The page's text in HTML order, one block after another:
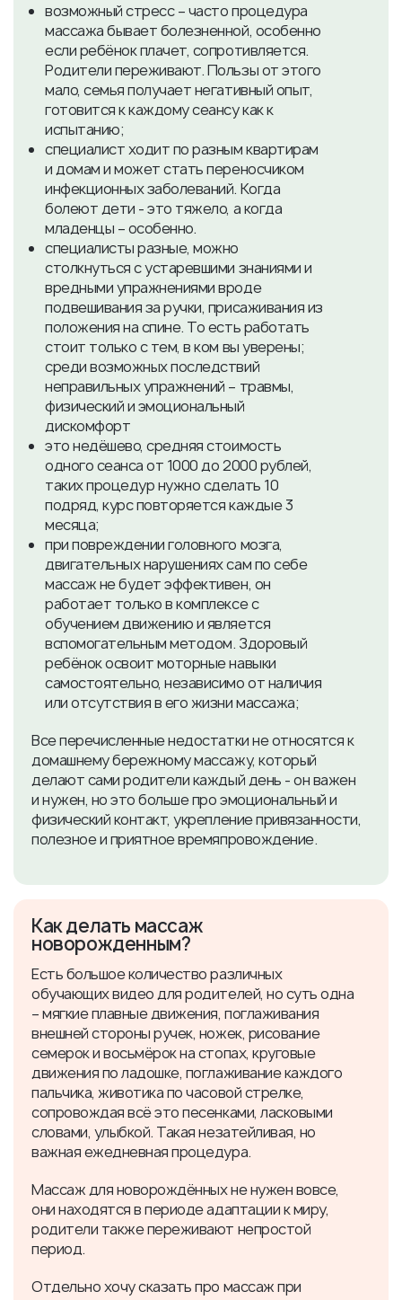
возможный стресс – часто процедура
массажа бывает болезненной, особенно
если ребёнок плачет, сопротивляется.
Родители переживают. Пользы от этого
мало, семья получает негативный опыт,
готовится к каждому сеансу как к
испытанию;
специалист ходит по разным квартирам
и домам и может стать переносчиком
инфекционных заболеваний. Когда
болеют дети - это тяжело, а когда
младенцы – особенно.
специалисты разные, можно
столкнуться с устаревшими знаниями и
вредными упражнениями вроде
подвешивания за ручки, присаживания из
положения на спине. То есть работать
стоит только с тем, в ком вы уверены;
среди возможных последствий
неправильных упражнений – травмы,
физический и эмоциональный
дискомфорт
это недёшево, средняя стоимость
одного сеанса от 1000 до 2000 рублей,
таких процедур нужно сделать 10
подряд, курс повторяется каждые 3
месяца;
при повреждении головного мозга,
двигательных нарушениях сам по себе
массаж не будет эффективен, он
работает только в комплексе с
обучением движению и является
вспомогательным методом. Здоровый
ребёнок освоит моторные навыки
самостоятельно, независимо от наличия
или отсутствия в его жизни массажа;
Все перечисленные недостатки не относятся к
домашнему бережному массажу, который
делают сами родители каждый день - он важен
и нужен, но это больше про эмоциональный и
физический контакт, укрепление привязанности,
полезное и приятное времяпровождение.
Как делать массаж
новорожденным?
Есть большое количество различных
обучающих видео для родителей, но суть одна
– мягкие плавные движения, поглаживания
внешней стороны ручек, ножек, рисование
семерок и восьмёрок на стопах, круговые
движения по ладошке, поглаживание каждого
пальчика, животика по часовой стрелке,
сопровождая всё это песенками, ласковыми
словами, улыбкой. Такая незатейливая, но
важная ежедневная процедура.
Массаж для новорождённых не нужен вовсе,
они находятся в периоде адаптации к миру,
родители также переживают непростой
период.
Отдельно хочу сказать про массаж при